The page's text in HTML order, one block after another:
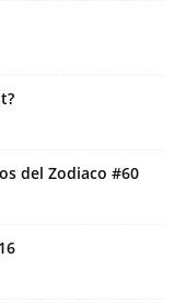
del Zodiaco #60